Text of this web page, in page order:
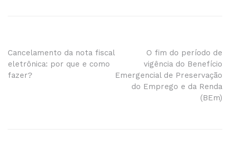
Navegação
de
Cancelamento da nota fiscal
eletrônica: por que e como
fazer?
O fim do período de
vigência do Benefício
Emergencial de Preservação
do Emprego e da Renda
(BEm)